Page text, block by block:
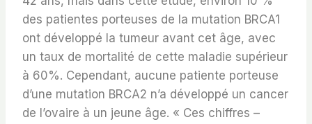
des patientes porteuses de la mutation BRCA1
ont développé la tumeur avant cet âge, avec
un taux de mortalité de cette maladie supérieur
à 60%. Cependant, aucune patiente porteuse
d’une mutation BRCA2 n’a développé un cancer
de l’ovaire à un jeune âge. « Ces chiffres –